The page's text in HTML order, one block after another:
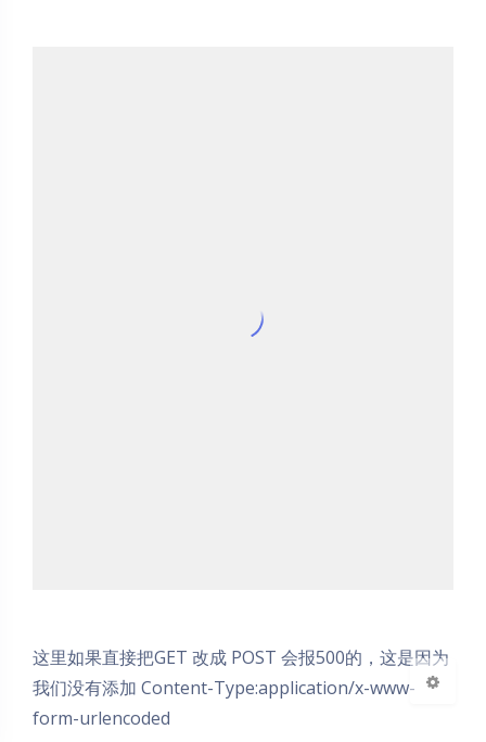
关闭 日落 暗化 灰度
这里如果直接把GET 改成 POST 会报500的，这是因为
我们没有添加 Content-Type:application/x-www-
form-urlencoded